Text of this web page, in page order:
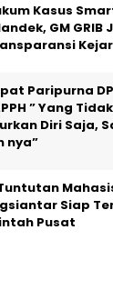
Kasus
GM GRIB
Paripurna
” Yang
Diri Saja,
nya”
Siap
Pusat